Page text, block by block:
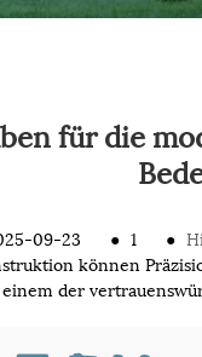
für die
09-23 ● 1 ●
können
der